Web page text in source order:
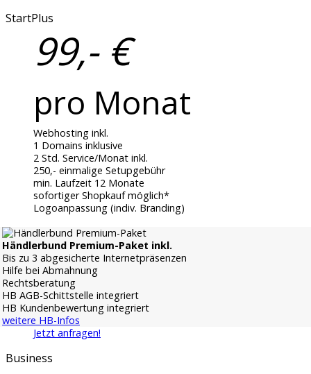
StartPlus
99,- €
pro Monat
Webhosting inkl.
1 Domains inklusive
2 Std. Service/Monat inkl.
250,- einmalige Setupgebühr
min. Laufzeit 12 Monate
sofortiger Shopkauf möglich*
Logoanpassung (indiv. Branding)
Händlerbund Premium-Paket inkl.
Bis zu 3 abgesicherte Internetpräsenzen
Hilfe bei Abmahnung
Rechtsberatung
HB AGB-Schittstelle integriert
HB Kundenbewertung integriert
weitere HB-Infos
Jetzt anfragen!
Business